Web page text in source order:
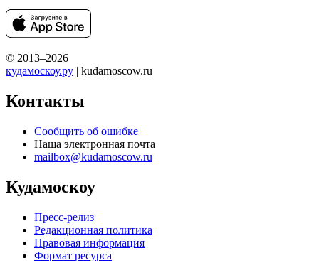
© 2013–2026
кудамоскоу.ру | kudamoscow.ru
Контакты
Сообщить об ошибке
Наша электронная почта
mailbox@kudamoscow.ru
Кудамоскоу
Пресс-релиз
Редакционная политика
Правовая информация
Формат ресурса